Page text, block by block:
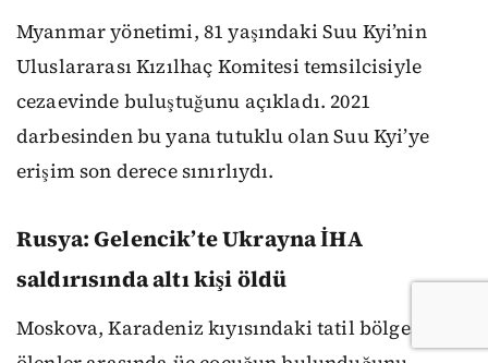
Myanmar yönetimi, 81 yaşındaki Suu Kyi’nin
Uluslararası Kızılhaç Komitesi temsilcisiyle
cezaevinde buluştuğunu açıkladı. 2021
darbesinden bu yana tutuklu olan Suu Kyi’ye
erişim son derece sınırlıydı.
Rusya: Gelencik’te Ukrayna İHA
saldırısında altı kişi öldü
Moskova, Karadeniz kıyısındaki tatil bölgesinde